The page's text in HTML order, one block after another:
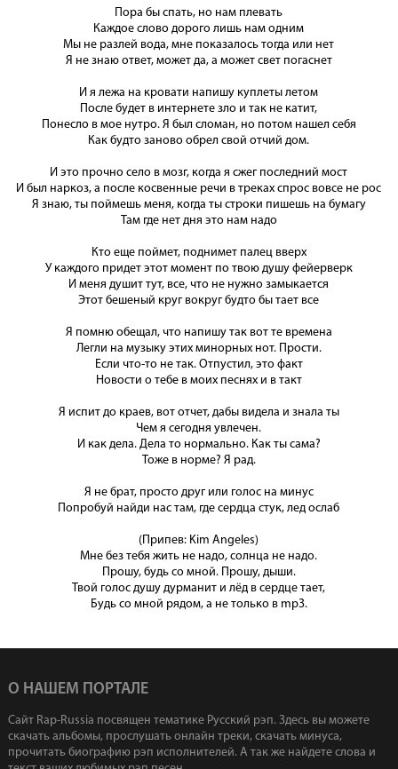
Пора бы спать, но нам плевать
Каждое слово дорого лишь нам одним
Мы не разлей вода, мне показалось тогда или нет
Я не знаю ответ, может да, а может свет погаснет
И я лежа на кровати напишу куплеты летом
После будет в интернете зло и так не катит,
Понесло в мое нутро. Я был сломан, но потом нашел себя
Как будто заново обрел свой отчий дом.
И это прочно село в мозг, когда я сжег последний мост
И был наркоз, а после косвенные речи в треках спрос вовсе не рос
Я знаю, ты поймешь меня, когда ты строки пишешь на бумагу
Там где нет дня это нам надо
Кто еще поймет, поднимет палец вверх
У каждого придет этот момент по твою душу фейерверк
И меня душит тут, все, что не нужно замыкается
Этот бешеный круг вокруг будто бы тает все
Я помню обещал, что напишу так вот те времена
Легли на музыку этих минорных нот. Прости.
Если что-то не так. Отпустил, это факт
Новости о тебе в моих песнях и в такт
Я испит до краев, вот отчет, дабы видела и знала ты
Чем я сегодня увлечен.
И как дела. Дела то нормально. Как ты сама?
Тоже в норме? Я рад.
Я не брат, просто друг или голос на минус
Попробуй найди нас там, где сердца стук, лед ослаб
(Припев: Kim Angeles)
Мне без тебя жить не надо, солнца не надо.
Прошу, будь со мной. Прошу, дыши.
Твой голос душу дурманит и лёд в сердце тает,
Будь со мной рядом, а не только в mp3.
О НАШЕМ ПОРТАЛЕ
Сайт Rap-Russia посвящен тематике Русский рэп. Здесь вы можете
скачать альбомы, прослушать онлайн треки, скачать минуса,
прочитать биографию рэп исполнителей. А так же найдете слова и